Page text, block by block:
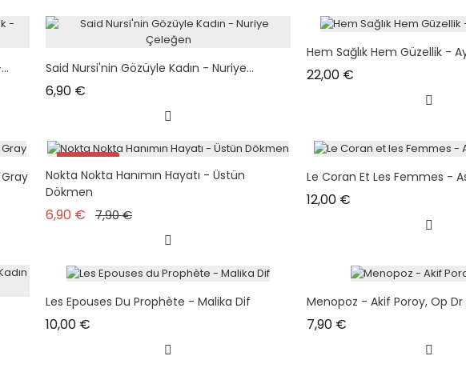
Said Nursi'nin Gözüyle Kadın - Nuriye...
6,90 €
Hem Sağlık Hem Güzellik -
22,00 €
Promo !
Nokta Nokta Hanımın Hayatı - Üstün
Dökmen
6,90 € Prix de base
7,90 €Prix
Le Coran Et Les Femmes -
12,00 €
Les Epouses Du Prophète - Malika Dif
10,00 €
Menopoz - Akif Poroy, Op Dr
7,90 €